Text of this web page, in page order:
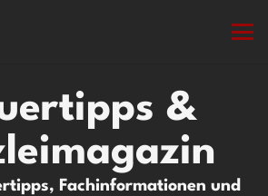
&
Fachinformationen und